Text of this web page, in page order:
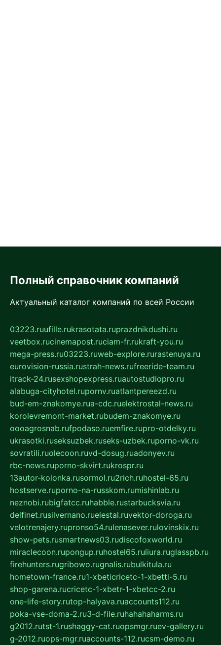
Полный справочник компаний
Актуальный каталог компаний по всей России
03223.ruufille.rukrasotata.ruprazdnikdushi.ru
veetbox.rucinemapost.ruciam-fr.rukraft-you.ru
mega-press.ru03223.ruweb-explore.rurastenuya.ru
eurovision-russia.rustrah-news.rufreeride-team.ru
itrack-24.rusexshopexpress.ruautostudiopro.ru
alabuga-cityhotel.rupornv.ruatlantpereezd.ru
bud-em-znakomye.rua-cdc.ruelektrostal-news.ru
korolevremont-market.rubudem-znakomye.ru
oooagrosnab.rufpodaso.ruemfire.rupro-otdelky.ru
ukrasotki.ruseksuzbek.ruseks-uzbek.ruporno-vk.ru
sovratili.ruolecoon.ruvd-dosug.ruadonyev.ru
rbc-news.ruporno-skvirt.rukrospr.ru
13autor-kolonka.rusormol.ru2rich.ruhostel-65.ru
hostserve.ruporno-na-russkom.rumishinlab.ru
neznobi.rubigfatcc.ruhabble.rustarbucksvia.ru
delfinet.rusilvernano.ruelestal.ruvektor-doroga.ru
velotrenajery.rupronso54.rulenasever.rulovinskix.ru
show-pets.rusmartnews03.rudiscofoxworld.ru
miraclecoon.rupongup.ruhostel65.ruliura.ruglasspb.ru
firehunters.rugribowo.rugnalis.rubulkitula.ru
hometown-france.ru1-xbeticricetc-1-xbetti-5.ru
shop-garena.rucricetc-1-xbetr-1-xbetcc-2.ru
one-life-story.rutop-halyava.ruaccounts112.ru
poka-vse-doma-2.ru3-d-file.ruhahahaharms.ru
g2012.rutst-1.rushaggy-cat.ruopsmgr.ruev-gallery.ru
g-2012.ruops-mgr.ruaccounts-112.rucsm-demo.ru